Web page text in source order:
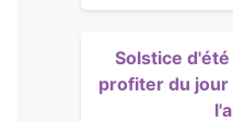
Solstice
profiter du jour